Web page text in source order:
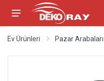
Ev Ürünleri Pazar Arabaları